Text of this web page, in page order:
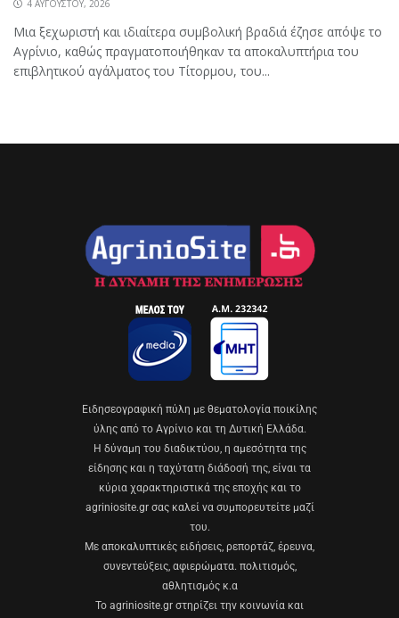
4 ΑΥΓΟΎΣΤΟΥ, 2026
Μια ξεχωριστή και ιδιαίτερα συμβολική βραδιά έζησε απόψε το
Αγρίνιο, καθώς πραγματοποιήθηκαν τα αποκαλυπτήρια του
επιβλητικού αγάλματος του Τίτορμου, του...
Eιδησεογραφική πύλη με θεματολογία ποικίλης
ύλης από το Αγρίνιο και τη Δυτική Ελλάδα.
Η δύναμη του διαδικτύου, η αμεσότητα της
είδησης και η ταχύτατη διάδοσή της, είναι τα
κύρια χαρακτηριστικά της εποχής και το
agriniosite.gr σας καλεί να συμπορευτείτε μαζί
του.
Με αποκαλυπτικές ειδήσεις, ρεπορτάζ, έρευνα,
συνεντεύξεις, αφιερώματα. πολιτισμός,
αθλητισμός κ.α
Το agriniosite.gr στηρίζει την κοινωνία και